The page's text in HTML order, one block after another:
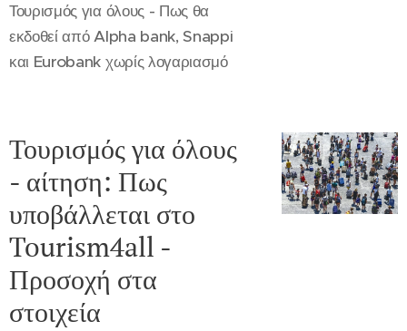
Τουρισμός για όλους - Πως θα
εκδοθεί από Alpha bank, Snappi
και Eurobank χωρίς λογαριασμό
Τουρισμός για όλους
- αίτηση: Πως
υποβάλλεται στο
Tourism4all -
Προσοχή στα
στοιχεία